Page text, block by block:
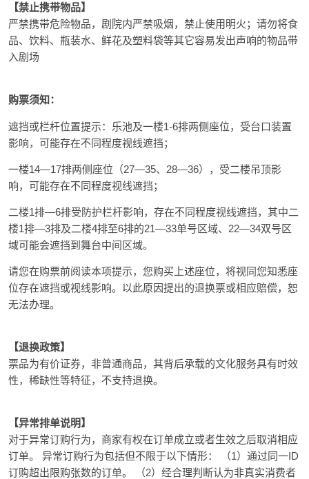
【禁止携带物品】
严禁携带危险物品，剧院内严禁吸烟，禁止使用明火；请勿将食
品、饮料、瓶装水、鲜花及塑料袋等其它容易发出声响的物品带
入剧场
购票须知：
遮挡或栏杆位置提示：乐池及一楼1-6排两侧座位，受台口装置
影响，可能存在不同程度视线遮挡；
一楼14—17排两侧座位（27—35、28—36），受二楼吊顶影
响，可能存在不同程度视线遮挡；
二楼1排—6排受防护栏杆影响，存在不同程度视线遮挡，其中二
楼1排—3排及二楼4排至6排的21—33单号区域、22—34双号区
域可能会遮挡到舞台中间区域。
请您在购票前阅读本项提示，您购买上述座位，将视同您知悉座
位存在遮挡或视线影响。以此原因提出的退换票或相应赔偿，恕
无法办理。
【退换政策】
票品为有价证券，非普通商品，其背后承载的文化服务具有时效
性，稀缺性等特征，不支持退换。
【异常排单说明】
对于异常订购行为，商家有权在订单成立或者生效之后取消相应
订单。 异常订购行为包括但不限于以下情形： （1）通过同一ID
订购超出限购张数的订单。 （2）经合理判断认为非真实消费者